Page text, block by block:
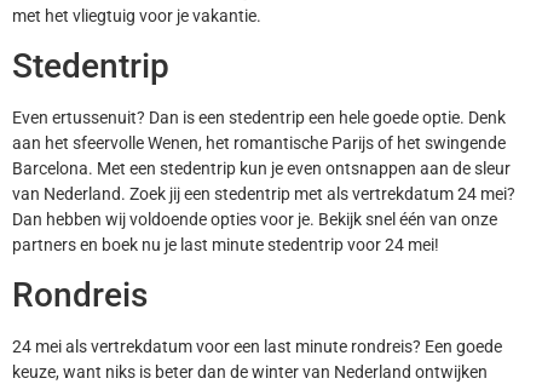
met het vliegtuig voor je vakantie.
Stedentrip
Even ertussenuit? Dan is een stedentrip een hele goede optie. Denk
aan het sfeervolle Wenen, het romantische Parijs of het swingende
Barcelona. Met een stedentrip kun je even ontsnappen aan de sleur
van Nederland. Zoek jij een stedentrip met als vertrekdatum 24 mei?
Dan hebben wij voldoende opties voor je. Bekijk snel één van onze
partners en boek nu je last minute stedentrip voor 24 mei!
Rondreis
24 mei als vertrekdatum voor een last minute rondreis? Een goede
keuze, want niks is beter dan de winter van Nederland ontwijken